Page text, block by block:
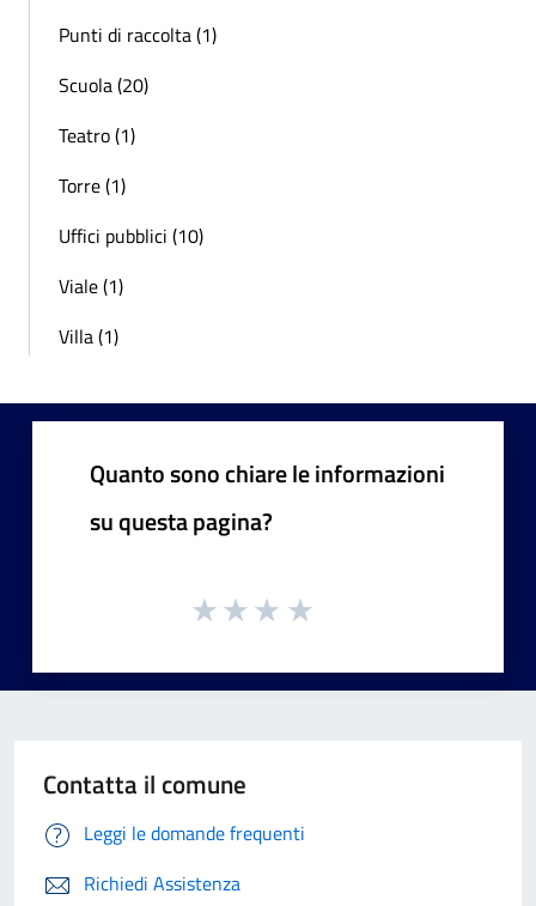
Punti di raccolta (1)
Scuola (20)
Teatro (1)
Torre (1)
Uffici pubblici (10)
Viale (1)
Villa (1)
Quanto sono chiare le informazioni
su questa pagina?
Contatta il comune
Leggi le domande frequenti
Richiedi Assistenza